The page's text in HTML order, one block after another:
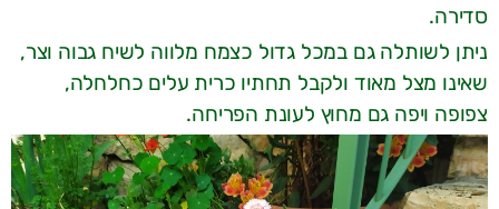
סדירה.
ניתן לשותלה גם במכל גדול כצמח מלווה לשיח גבוה וצר,
שאינו מצל מאוד ולקבל תחתיו כרית עלים כחלחלה,
צפופה ויפה גם מחוץ לעונת הפריחה.